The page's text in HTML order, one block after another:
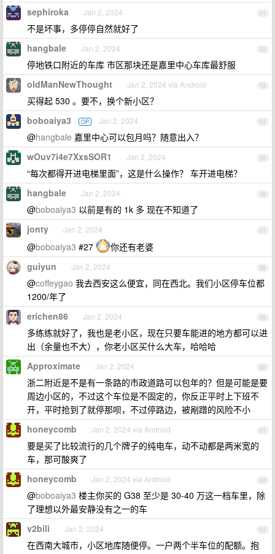
51
sephiroka Jan 2, 2024
不是坏事，多停停自然就好了
52
hangbale Jan 2, 2024
停地铁口附近的车库 市区那块还是嘉里中心车库最舒服
53
oldManNewThought Jan 2, 2024 via Android
买得起 530 。要不，换个新小区？
54
boboaiya3 OP Jan 2, 2024
@hangbale 嘉里中心可以包月吗？随意出入？
55
wOuv7i4e7XxsSOR1 Jan 2, 2024
“每次都得开进电梯里面”，这是什么操作？ 车开进电梯？
56
hangbale Jan 2, 2024
@boboaiya3 以前是有的 1k 多 现在不知道了
57
jonty Jan 2, 2024
@boboaiya3 #27 你还有老婆
58
guiyun Jan 2, 2024
@coffeygao 我去西安这么便宜，同在西北。我们小区停车位都
1200/年了
59
erichen86 Jan 2, 2024
多练练就好了，我也是老小区，现在只要车能进的地方都可以进
出（余量也不大），你老小区买什么大车，哈哈哈
60
Approximate Jan 2, 2024
浙二附近是不是有一条路的市政道路可以包年的？但是可能是要
周边小区的，不过这个车位是不固定的，你反正平时上下班不
开，平时抢到了就停那呗，不过停路边，被剐蹭的风险不小
61
honeycomb Jan 2, 2024 via Android
要是买了比较流行的几个牌子的纯电车，动不动都是两米宽的
车，那可酸爽了
62
honeycomb Jan 2, 2024 via Android
@boboaiya3 楼主你买的 G38 至少是 30-40 万这一档车里，除
了理想以外最安静没有之一的车
63
v2bili Jan 2, 2024
在西南大城市，小区地库随便停。一户两个半车位的配额。抱